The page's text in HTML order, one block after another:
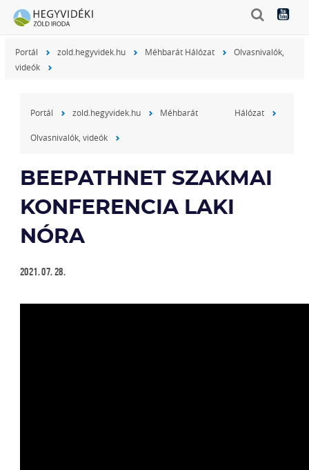
Portál zold.hegyvidek.hu Méhbarát Hálózat
Olvasnivalók,
videók
Portál zold.hegyvidek.hu Méhbarát Hálózat
Olvasnivalók, videók
BEEPATHNET SZAKMAI
KONFERENCIA LAKI
NÓRA
2021. 07. 28.